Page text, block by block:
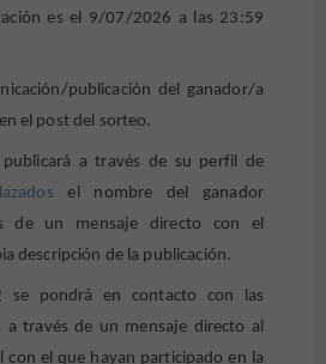
es el 9/07/2026 a las 23:59
publicación del ganador/a
en el post del sorteo.
publicará a través de su perfil de
el nombre del ganador
de un mensaje directo con el
descripción de la publicación.
se pondrá en contacto con las
a través de un mensaje directo al
con el que hayan participado en la